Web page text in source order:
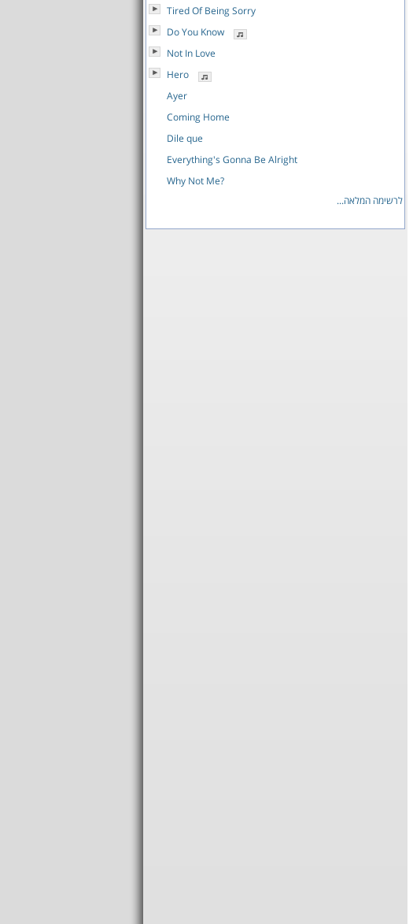
Tired Of Being Sorry
Do You Know
Not In Love
Hero
Ayer
Coming Home
Dile que
Everything's Gonna Be Alright
Why Not Me?
לרשימה המלאה...